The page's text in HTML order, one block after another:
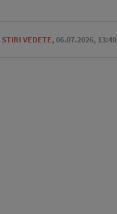
STIRI VEDETE,06.07.2026, 13:40